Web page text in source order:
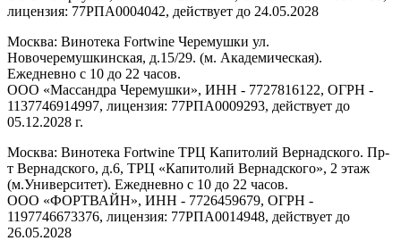
лицензия: 77РПА0004042, действует до 24.05.2028
Москва: Винотека Fortwine Черемушки ул.
Новочеремушкинская, д.15/29. (м. Академическая).
Ежедневно с 10 до 22 часов.
ООО «Массандра Черемушки», ИНН - 7727816122, ОГРН -
1137746914997, лицензия: 77РПА0009293, действует до
05.12.2028 г.
Москва: Винотека Fortwine ТРЦ Капитолий Вернадского. Пр-
т Вернадского, д.6, ТРЦ «Капитолий Вернадского», 2 этаж
(м.Университет). Ежедневно с 10 до 22 часов.
ООО «ФОРТВАЙН», ИНН - 7726459679, ОГРН -
1197746673376, лицензия: 77РПА0014948, действует до
26.05.2028